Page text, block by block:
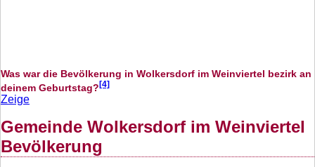
Was war die Bevölkerung in Wolkersdorf im Weinviertel bezirk an
deinem Geburtstag?[4]
Zeige
Gemeinde Wolkersdorf im Weinviertel
Bevölkerung